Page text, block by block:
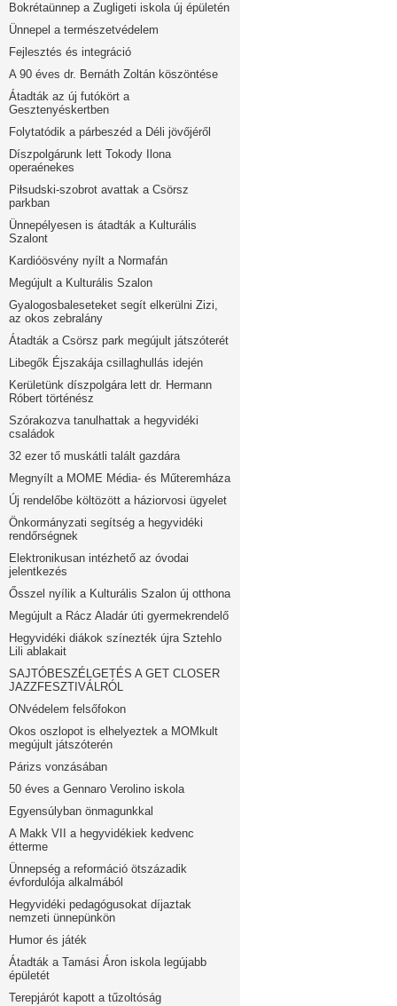
Bokrétaünnep a Zugligeti iskola új épületén
Ünnepel a természetvédelem
Fejlesztés és integráció
A 90 éves dr. Bernáth Zoltán köszöntése
Átadták az új futókört a
Gesztenyéskertben
Folytatódik a párbeszéd a Déli jövőjéről
Díszpolgárunk lett Tokody Ilona
operaénekes
Piłsudski-szobrot avattak a Csörsz
parkban
Ünnepélyesen is átadták a Kulturális
Szalont
Kardióösvény nyílt a Normafán
Megújult a Kulturális Szalon
Gyalogosbaleseteket segít elkerülni Zizi,
az okos zebralány
Átadták a Csörsz park megújult játszóterét
Libegők Éjszakája csillaghullás idején
Kerületünk díszpolgára lett dr. Hermann
Róbert történész
Szórakozva tanulhattak a hegyvidéki
családok
32 ezer tő muskátli talált gazdára
Megnyílt a MOME Média- és Műteremháza
Új rendelőbe költözött a háziorvosi ügyelet
Önkormányzati segítség a hegyvidéki
rendőrségnek
Elektronikusan intézhető az óvodai
jelentkezés
Ősszel nyílik a Kulturális Szalon új otthona
Megújult a Rácz Aladár úti gyermekrendelő
Hegyvidéki diákok színezték újra Sztehlo
Lili ablakait
SAJTÓBESZÉLGETÉS A GET CLOSER
JAZZFESZTIVÁLRÓL
ONvédelem felsőfokon
Okos oszlopot is elhelyeztek a MOMkult
megújult játszóterén
Párizs vonzásában
50 éves a Gennaro Verolino iskola
Egyensúlyban önmagunkkal
A Makk VII a hegyvidékiek kedvenc
étterme
Ünnepség a reformáció ötszázadik
évfordulója alkalmából
Hegyvidéki pedagógusokat díjaztak
nemzeti ünnepünkön
Humor és játék
Átadták a Tamási Áron iskola legújabb
épületét
Terepjárót kapott a tűzoltóság